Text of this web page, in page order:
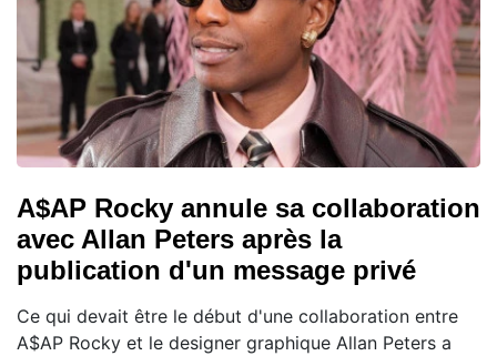
A$AP Rocky annule sa collaboration
avec Allan Peters après la
publication d'un message privé
Ce qui devait être le début d'une collaboration entre
A$AP Rocky et le designer graphique Allan Peters a